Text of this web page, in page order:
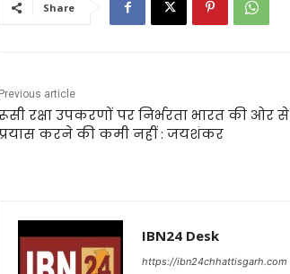
Share
Previous article
रक्षा उपकरणों पर निर्भरता भारत की ओर से
करने की कमी नहीं : जयशंकर
IBN24 Desk
https://ibn24chhattisgarh.com